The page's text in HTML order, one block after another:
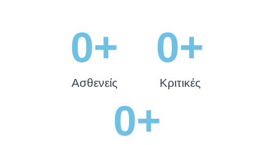
Ασθενείς
0+
Κριτικές
0+
0+